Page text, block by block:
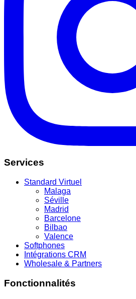
Services
Standard Virtuel
Malaga
Séville
Madrid
Barcelone
Bilbao
Valence
Softphones
Intégrations CRM
Wholesale & Partners
Fonctionnalités